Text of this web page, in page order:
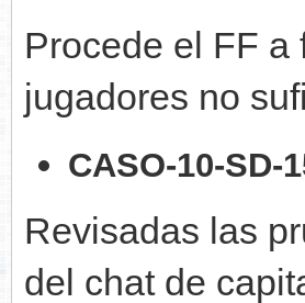
Procede el FF a
jugadores no
CASO-10-SD-
Revisadas las
del chat de